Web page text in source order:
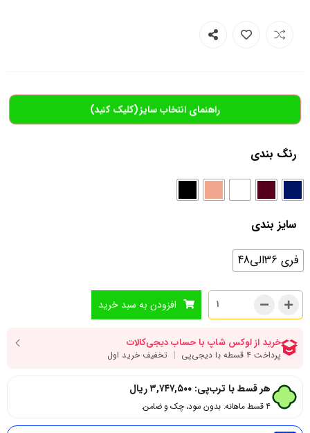
راهنمای انتخاب سایز (کلیک کنید)
رنگ بندی
سایز بندی
فری 36الی48
افزودن به سبد خرید
هر قسط با ترب‌پی: ۳,۷۴۷,۵۰۰ریال
۴ قسط ماهانه. بدون سود، چک و ضامن.